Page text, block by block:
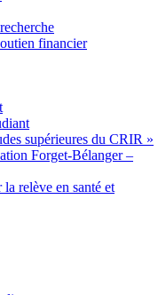
financier
supérieures du CRIR »
Forget-Bélanger –
relève en santé et